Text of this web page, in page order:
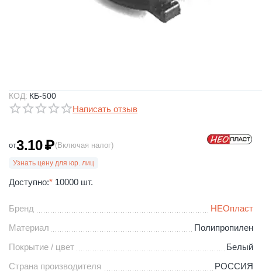
КОД: КБ-500
Написать отзыв
от3.10₽(Включая налог)
Узнать цену для юр. лиц
Доступно:* 10000 шт.
Бренд
НЕОпласт
Материал
Полипропилен
Покрытие / цвет
Белый
Страна производителя
РОССИЯ